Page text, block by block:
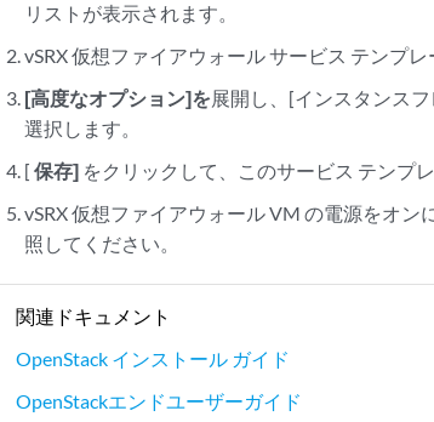
リストが表示されます。
vSRX 仮想ファイアウォール サービス テンプ
[高度なオプション]を展開し、[インスタンス
選択します。
[保存] をクリックして、このサービス テンプ
vSRX 仮想ファイアウォール VM の電源をオン
照してください。
関連ドキュメント
OpenStack インストール ガイド
OpenStackエンドユーザーガイド